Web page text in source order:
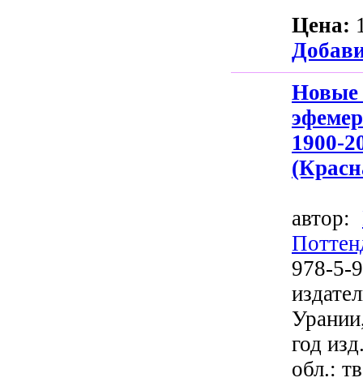
Цена:
1900-
автор:
978-5-
год
обл.: